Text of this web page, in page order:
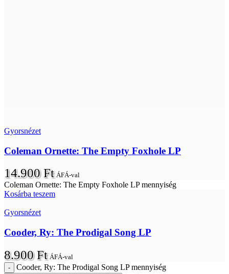
Gyorsnézet
Coleman Ornette: The Empty Foxhole LP
14.900Ft ÁFÁ-val
Coleman Ornette: The Empty Foxhole LP mennyiség
Kosárba teszem
Gyorsnézet
Cooder, Ry: The Prodigal Song LP
8.900Ft ÁFÁ-val
Cooder, Ry: The Prodigal Song LP mennyiség